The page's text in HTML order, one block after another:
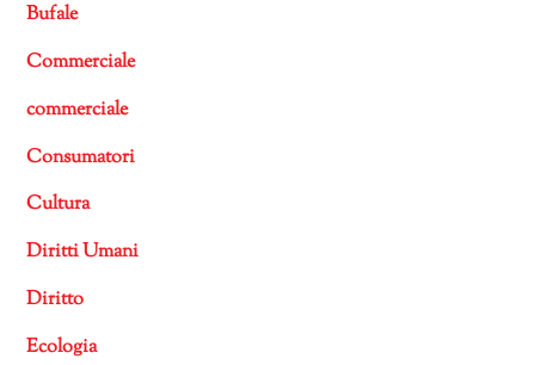
Bufale
Commerciale
commerciale
Consumatori
Cultura
Diritti Umani
Diritto
Ecologia